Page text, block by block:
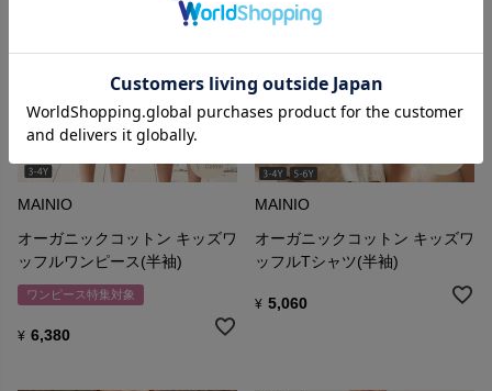
MAINIO
オーガニックコットン キッズワ
ッフルワンピース(半袖)
ワンピース特集対象
¥ 6,380
MAINIO
オーガニックコットン キッズワ
ッフルTシャツ(半袖)
¥ 5,060